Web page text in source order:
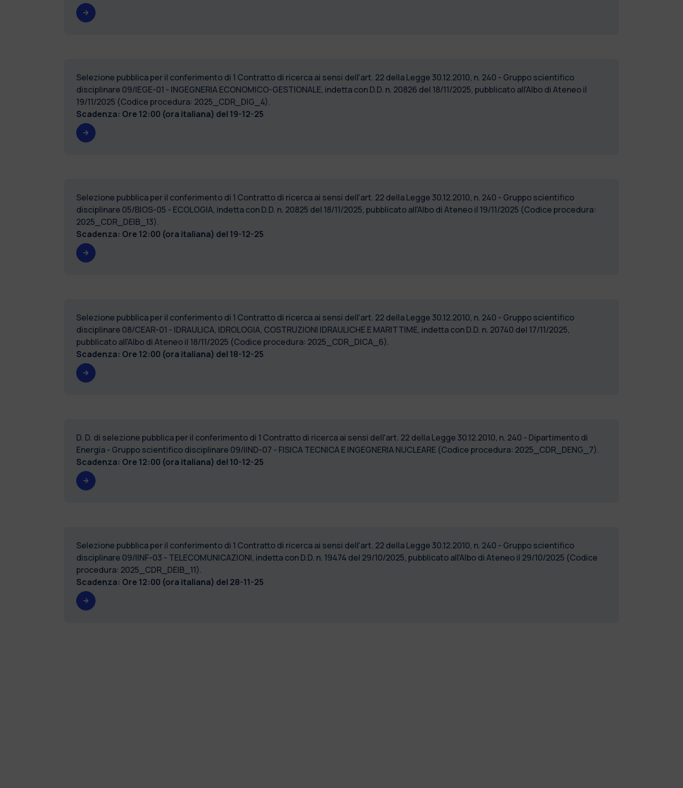
Selezione pubblica per il conferimento di 1 Contratto di ricerca ai sensi dell'art. 22 della Legge 30.12.2010, n. 240 - Gruppo scientifico
disciplinare 09/IEGE-01 - INGEGNERIA ECONOMICO-GESTIONALE, indetta con D.D. n. 20826 del 18/11/2025, pubblicato all'Albo di Ateneo il
19/11/2025 (Codice procedura: 2025_CDR_DIG_4).
Scadenza: Ore 12:00 (ora italiana) del 19-12-25
Selezione pubblica per il conferimento di 1 Contratto di ricerca ai sensi dell'art. 22 della Legge 30.12.2010, n. 240 - Gruppo scientifico
disciplinare 05/BIOS-05 - ECOLOGIA, indetta con D.D. n. 20825 del 18/11/2025, pubblicato all'Albo di Ateneo il 19/11/2025 (Codice procedura:
2025_CDR_DEIB_13).
Scadenza: Ore 12:00 (ora italiana) del 19-12-25
Selezione pubblica per il conferimento di 1 Contratto di ricerca ai sensi dell'art. 22 della Legge 30.12.2010, n. 240 - Gruppo scientifico
disciplinare 08/CEAR-01 - IDRAULICA, IDROLOGIA, COSTRUZIONI IDRAULICHE E MARITTIME, indetta con D.D. n. 20740 del 17/11/2025,
pubblicato all'Albo di Ateneo il 18/11/2025 (Codice procedura: 2025_CDR_DICA_6).
Scadenza: Ore 12:00 (ora italiana) del 18-12-25
D. D. di selezione pubblica per il conferimento di 1 Contratto di ricerca ai sensi dell'art. 22 della Legge 30.12.2010, n. 240 - Dipartimento di
Energia - Gruppo scientifico disciplinare 09/IIND-07 - FISICA TECNICA E INGEGNERIA NUCLEARE (Codice procedura: 2025_CDR_DENG_7).
Scadenza: Ore 12:00 (ora italiana) del 10-12-25
Selezione pubblica per il conferimento di 1 Contratto di ricerca ai sensi dell'art. 22 della Legge 30.12.2010, n. 240 - Gruppo scientifico
disciplinare 09/IINF-03 - TELECOMUNICAZIONI, indetta con D.D. n. 19474 del 29/10/2025, pubblicato all'Albo di Ateneo il 29/10/2025 (Codice
procedura: 2025_CDR_DEIB_11).
Scadenza: Ore 12:00 (ora italiana) del 28-11-25